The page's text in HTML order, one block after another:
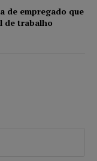
de empregado que
de trabalho